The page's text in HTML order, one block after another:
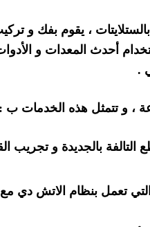
، يقوم بفك و
أحدث المعدات و
.
، و تتمثل هذه الخدمات ب :
التالفة بالجديدة و
تعمل بنظام الاتش دي